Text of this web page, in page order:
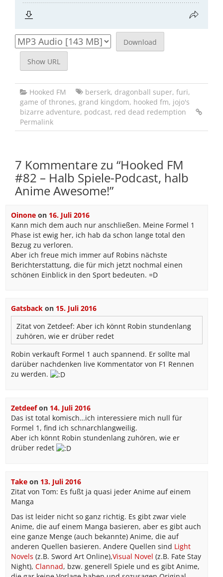
Download
Show URL
Hooked FM berserk, dragonball super, furi,
game of thrones, grand kingdom, hooked fm, jojo's
bizarre adventure, podcast, red dead redemption
Permalink
7 Kommentare zu “Hooked FM
#82 – Halb Spiele-Podcast, halb
Anime Awesome!”
Oinoneon 16. Juli 2016
Kann mich dem auch nur anschließen. Meine Formel 1
Phase ist ewig her, ich hab da schon lange total den
Bezug zu verloren.
Aber ich freue mich immer auf Robins nächste
Berichterstattung, die für mich jetzt nochmal einen
schönen Einblick in den Sport bedeuten. =D
Gatsbackon 15. Juli 2016
Zitat von Zetdeef: Aber ich könnt Robin stundenlang
zuhören, wie er drüber redet
Robin verkauft Formel 1 auch spannend. Er sollte mal
darüber nachdenken live Kommentator von F1 Rennen
zu werden.
Zetdeefon 14. Juli 2016
Das ist total komisch…ich interessiere mich null für
Formel 1, find ich schnarchlangweilig.
Aber ich könnt Robin stundenlang zuhören, wie er
drüber redet
Takeon 13. Juli 2016
Zitat von Tom: Es fußt ja quasi jeder Anime auf einem
Manga
Das ist leider nicht so ganz richtig. Es gibt zwar viele
Anime, die auf einem Manga basieren, aber es gibt auch
eine ganze Menge (auch bekannte) Anime, die auf
anderen Quellen basieren. Andere Quellen sind Light
Novels (z.B. Sword Art Online),Visual Novel (z.B. Fate Stay
Night), Clannad, bzw. generell Spiele und es gibt Anime,